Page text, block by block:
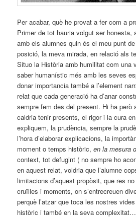
Per acabar, què he provat a fer com a
Primer de tot hauria volgut ser honesta,
amb els alumnes quin és el meu punt
posició, la meva mirada, en relació als
Situo la Història amb humilitat com una
saber humanístic més amb les seves
donar importancia també a l’element
relat que cada generació ha d’anar
sempre fem des del present. Hi ha però
caldria tenir presents, el rigor i la cura
expliquem, la prudència, sempre la
l’hora d’elaborar explicacions, la
moment o temps històric,en la mesura
context, tot defugint ( no sempre ho
en aquest relat, voldria que l’alumne
limitacions d’aquest propòsit, que res
cruïlles i moments, on s’entrecreuen
perquè l’atzar que toca les nostres
històric i també en la seva complexitat…